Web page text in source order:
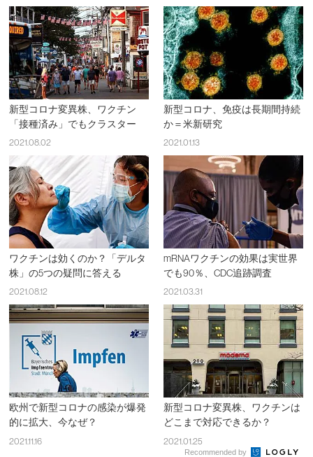
新型コロナ変異株、ワクチン
「接種済み」でもクラスター
2021.08.02
新型コロナ、免疫は長期間持続
か＝米新研究
2021.01.13
ワクチンは効くのか？「デルタ
株」の5つの疑問に答える
2021.08.12
mRNAワクチンの効果は実世界
でも90％、CDC追跡調査
2021.03.31
欧州で新型コロナの感染が爆発
的に拡大、今なぜ？
2021.11.16
新型コロナ変異株、ワクチンは
どこまで対応できるか？
2021.01.25
Recommended by